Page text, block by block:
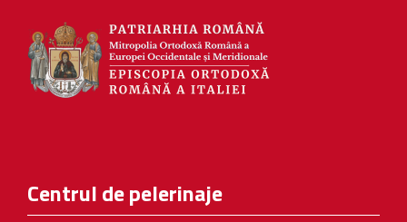
Centrul de pelerinaje